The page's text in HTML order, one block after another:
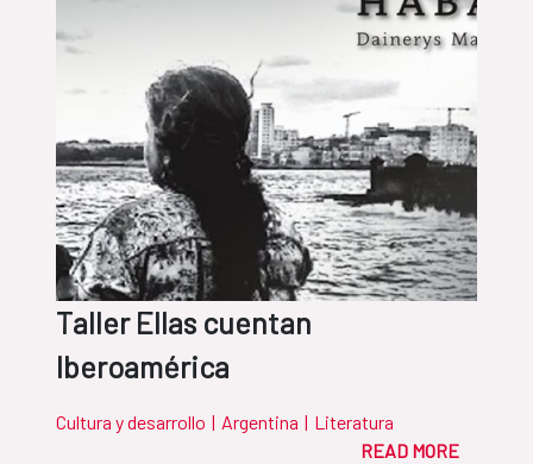
Taller Ellas cuentan
Iberoamérica
Cultura y desarrollo | Argentina | Literatura
READ MORE